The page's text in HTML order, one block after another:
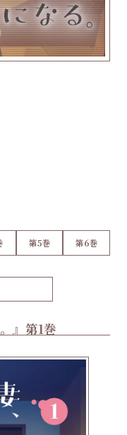
第5巻 第6巻
』第1巻